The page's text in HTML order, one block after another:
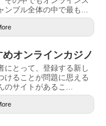
ンブル全体の中で最も...
オンラインカジノ
にとって、登録する新し
けることが問題に思える
のサイトがあるこ...